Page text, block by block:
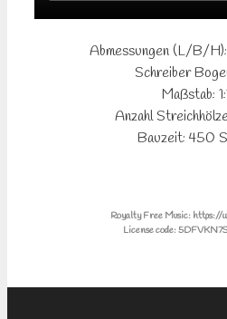
Abmessungen (L/B/
Schreiber
Maßstab:
Anzahl
Bauzeit: 450
Royalty Free Music: https://
License code: